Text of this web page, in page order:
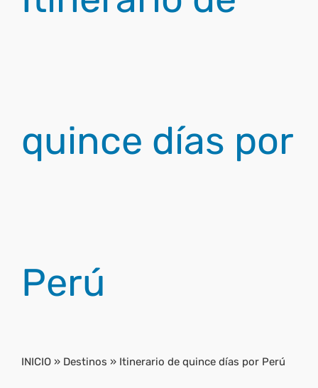
quince días por
Perú
INICIO » Destinos » Itinerario de quince días por Perú